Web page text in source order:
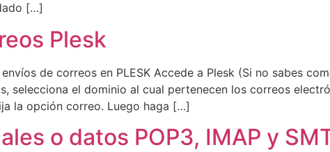
[…]
Plesk
de correos en PLESK Accede a Plesk (Si no sabes
selecciona el dominio al cual pertenecen los correos
la opción correo. Luego haga […]
o datos POP3, IMAP y